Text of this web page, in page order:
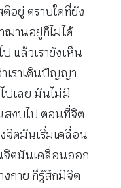
อยู่ ตราบใดที่ยัง
ฌานอยู่ก็ไม่ได้
แล้วเรายังเห็น
เราเดินปัญญา
ปเลย มันไม่มี
สงบไป ตอนที่จิต
จิตมันเริ่มเคลื่อน
จิตมันเคลื่อนออก
กาย ก็รู้สึกมีจิต